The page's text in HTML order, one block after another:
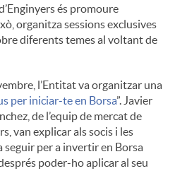
és promoure
organitza sessions exclusives
diferents temes al voltant de
l’Entitat va organitzar una
per iniciar-te en Borsa”. Javier
de l’equip de mercat de
van explicar als socis i les
seguir per a invertir en Borsa
poder-ho aplicar al seu